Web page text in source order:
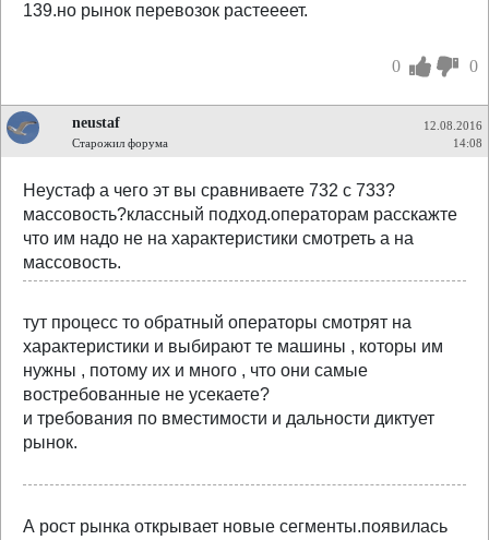
139.но рынок перевозок растеееет.
0 0
neustaf
Старожил форума
12.08.2016
14:08
Неустаф а чего эт вы сравниваете 732 с 733?
массовость?классный подход.операторам расскажте
что им надо не на характеристики смотреть а на
массовость.
тут процесс то обратный операторы смотрят на
характеристики и выбирают те машины , которы им
нужны , потому их и много , что они самые
востребованные не усекаете?
и требования по вместимости и дальности диктует
рынок.
А рост рынка открывает новые сегменты.появилась